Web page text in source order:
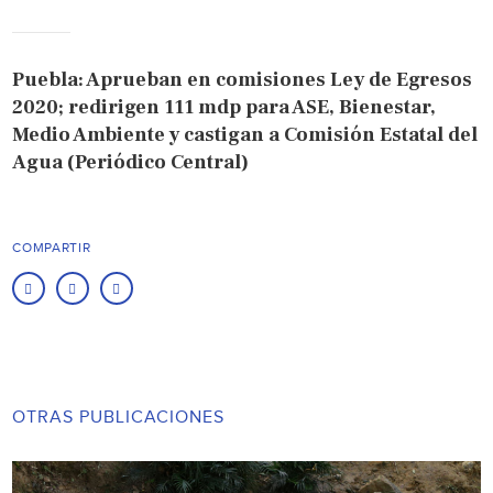
Puebla: Aprueban en comisiones Ley de Egresos
2020; redirigen 111 mdp para ASE, Bienestar,
Medio Ambiente y castigan a Comisión Estatal del
Agua (Periódico Central)
COMPARTIR
OTRAS PUBLICACIONES